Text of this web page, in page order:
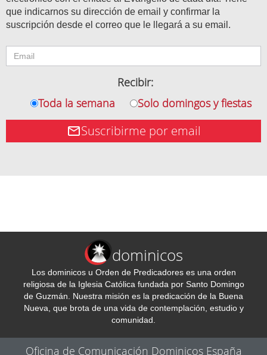
que indicarnos su dirección de email y confirmar la
suscripción desde el correo que le llegará a su email.
Recibir:
Toda la semana
Solo domingos y fiestas
Suscribirme por email
dominicos
Los dominicos u Orden de Predicadores es una orden
religiosa de la Iglesia Católica fundada por Santo Domingo
de Guzmán. Nuestra misión es la predicación de la Buena
Nueva, que brota de una vida de contemplación, estudio y
comunidad.
Oficina de Comunicación Dominicos España